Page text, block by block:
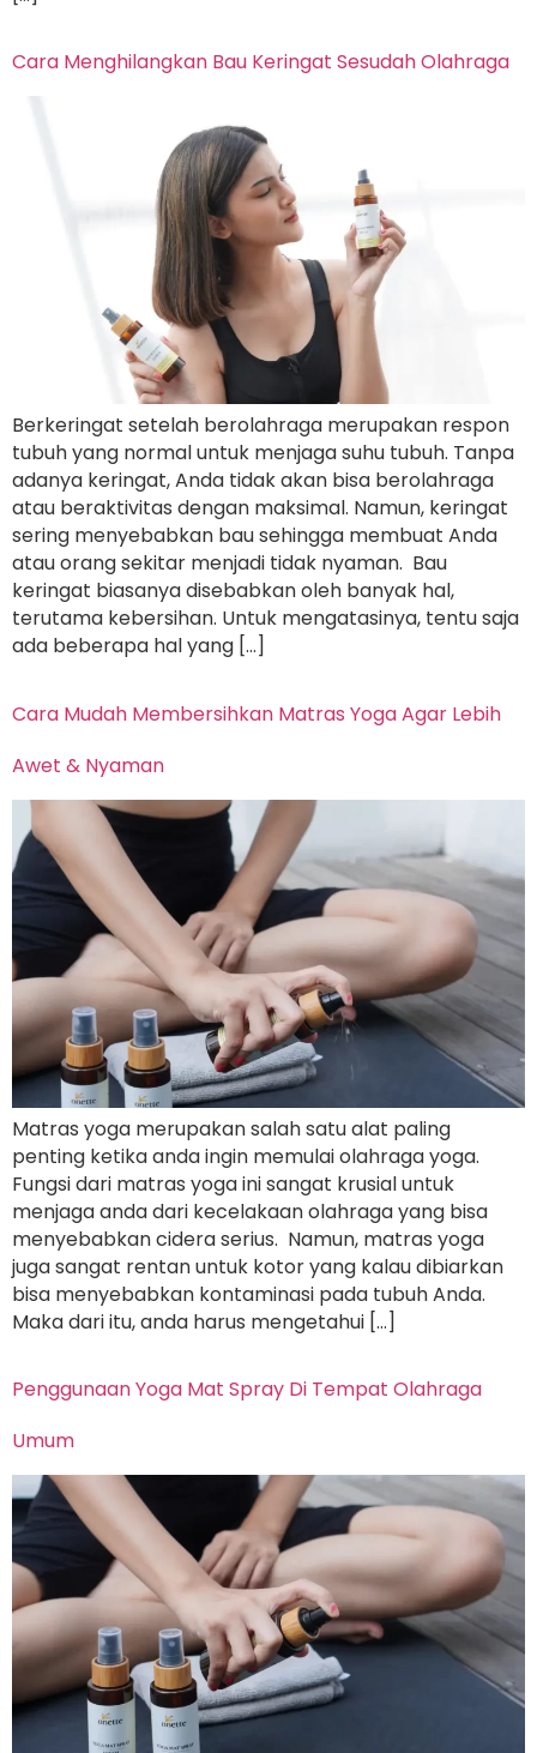
Cara Menghilangkan Bau Keringat Sesudah Olahraga
Berkeringat setelah berolahraga merupakan respon
tubuh yang normal untuk menjaga suhu tubuh. Tanpa
adanya keringat, Anda tidak akan bisa berolahraga
atau beraktivitas dengan maksimal. Namun, keringat
sering menyebabkan bau sehingga membuat Anda
atau orang sekitar menjadi tidak nyaman. Bau
keringat biasanya disebabkan oleh banyak hal,
terutama kebersihan. Untuk mengatasinya, tentu saja
ada beberapa hal yang […]
Cara Mudah Membersihkan Matras Yoga Agar Lebih
Awet & Nyaman
Matras yoga merupakan salah satu alat paling
penting ketika anda ingin memulai olahraga yoga.
Fungsi dari matras yoga ini sangat krusial untuk
menjaga anda dari kecelakaan olahraga yang bisa
menyebabkan cidera serius. Namun, matras yoga
juga sangat rentan untuk kotor yang kalau dibiarkan
bisa menyebabkan kontaminasi pada tubuh Anda.
Maka dari itu, anda harus mengetahui […]
Penggunaan Yoga Mat Spray Di Tempat Olahraga
Umum